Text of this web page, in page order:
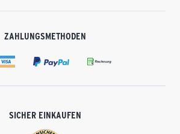
ZAHLUNGSMETHODEN
SICHER EINKAUFEN